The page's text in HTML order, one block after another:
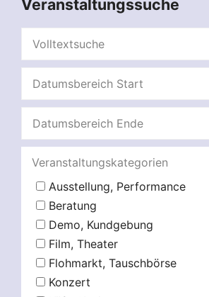
Veranstaltungssuche
Veranstaltungskategorien
Ausstellung, Performance
Beratung
Demo, Kundgebung
Film, Theater
Flohmarkt, Tauschbörse
Konzert